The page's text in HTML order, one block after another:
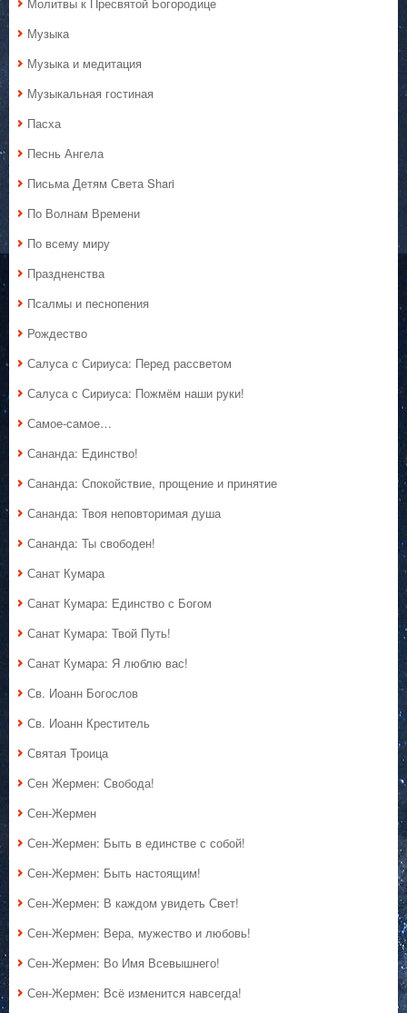
Музыка
Музыка и медитация
Музыкальная гостиная
Пасха
Песнь Ангела
Письма Детям Света Shari
По Волнам Времени
По всему миру
Праздненства
Псалмы и песнопения
Рождество
Салуса с Сириуса: Перед рассветом
Салуса с Сириуса: Пожмём наши руки!
Самое-самое…
Сананда: Единство!
Сананда: Спокойствие, прощение и принятие
Сананда: Твоя неповторимая душа
Сананда: Ты свободен!
Санат Кумара
Санат Кумара: Единство с Богом
Санат Кумара: Твой Путь!
Санат Кумара: Я люблю вас!
Св. Иоанн Богослов
Св. Иоанн Креститель
Святая Троица
Сен Жермен: Свобода!
Сен-Жермен
Сен-Жермен: Быть в единстве с собой!
Сен-Жермен: Быть настоящим!
Сен-Жермен: В каждом увидеть Свет!
Сен-Жермен: Вера, мужество и любовь!
Сен-Жермен: Во Имя Всевышнего!
Сен-Жермен: Всё изменится навсегда!